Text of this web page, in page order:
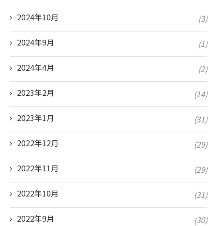
2024年10月 (3)
2024年9月 (1)
2024年4月 (2)
2023年2月 (14)
2023年1月 (31)
2022年12月 (29)
2022年11月 (29)
2022年10月 (31)
2022年9月 (30)